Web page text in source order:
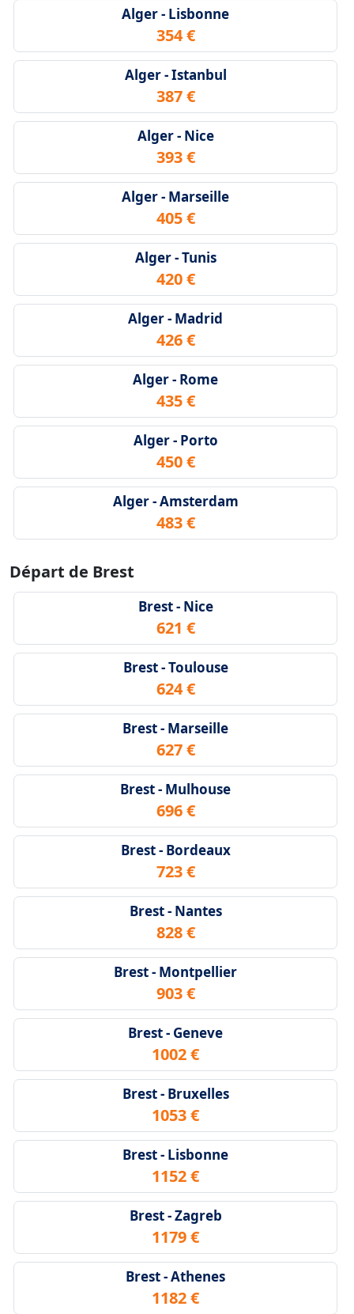
Alger - Lisbonne
354 €
Alger - Istanbul
387 €
Alger - Nice
393 €
Alger - Marseille
405 €
Alger - Tunis
420 €
Alger - Madrid
426 €
Alger - Rome
435 €
Alger - Porto
450 €
Alger - Amsterdam
483 €
Départ de Brest
Brest - Nice
621 €
Brest - Toulouse
624 €
Brest - Marseille
627 €
Brest - Mulhouse
696 €
Brest - Bordeaux
723 €
Brest - Nantes
828 €
Brest - Montpellier
903 €
Brest - Geneve
1002 €
Brest - Bruxelles
1053 €
Brest - Lisbonne
1152 €
Brest - Zagreb
1179 €
Brest - Athenes
1182 €